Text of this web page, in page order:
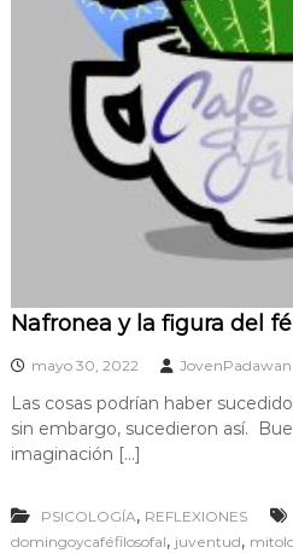
Nafronea y la figura del
mayo 30, 2022 JovenPadawan
Las cosas podrían haber
sin embargo, sucedieron así.
imaginación […]
PSICOLOGÍA, REFLEXIONES
domingoycaféfilosofal, juventud,